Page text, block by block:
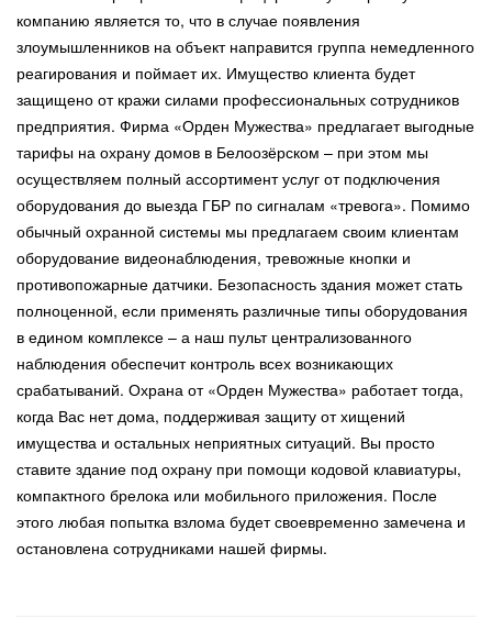
компанию является то, что в случае появления
злоумышленников на объект направится группа немедленного
реагирования и поймает их. Имущество клиента будет
защищено от кражи силами профессиональных сотрудников
предприятия. Фирма «Орден Мужества» предлагает выгодные
тарифы на охрану домов в Белоозёрском – при этом мы
осуществляем полный ассортимент услуг от подключения
оборудования до выезда ГБР по сигналам «тревога». Помимо
обычный охранной системы мы предлагаем своим клиентам
оборудование видеонаблюдения, тревожные кнопки и
противопожарные датчики. Безопасность здания может стать
полноценной, если применять различные типы оборудования
в едином комплексе – а наш пульт централизованного
наблюдения обеспечит контроль всех возникающих
срабатываний. Охрана от «Орден Мужества» работает тогда,
когда Вас нет дома, поддерживая защиту от хищений
имущества и остальных неприятных ситуаций. Вы просто
ставите здание под охрану при помощи кодовой клавиатуры,
компактного брелока или мобильного приложения. После
этого любая попытка взлома будет своевременно замечена и
остановлена сотрудниками нашей фирмы.